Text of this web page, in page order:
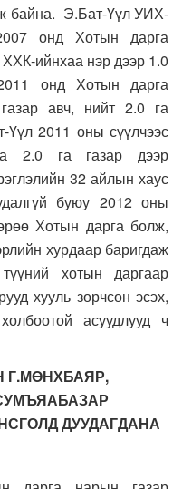
байна. Э.Бат-Үүл УИХ-
онд Хотын дарга
ийнхаа нэр дээр 1.0
онд Хотын дарга
авч, нийт 2.0 га
Үүл 2011 оны сүүлчээс
2.0 га газар дээр
32 айлын хаус
буюу 2012 оны
Хотын дарга болж,
хурдаар баригдаж
хотын даргаар
хууль зөрчсөн эсэх,
асуудлууд ч
Г.МӨНХБАЯР,
ДУУДАГДАНА